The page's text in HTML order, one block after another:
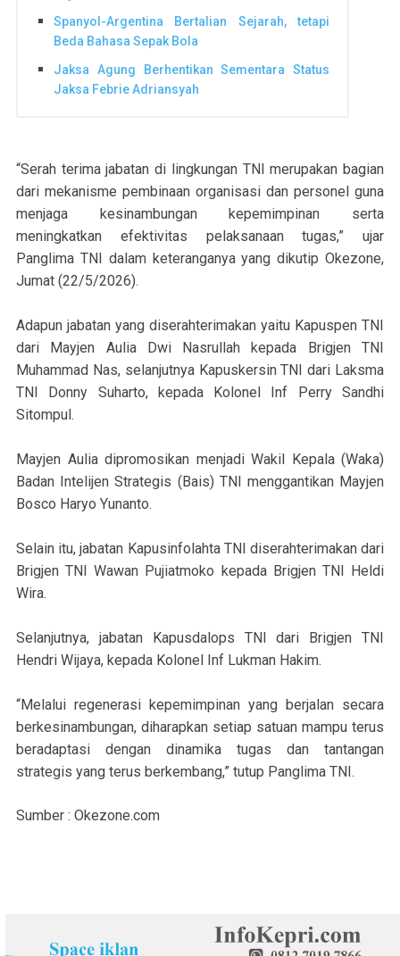
Spanyol-Argentina Bertalian Sejarah, tetapi
Beda Bahasa Sepak Bola
Jaksa Agung Berhentikan Sementara Status
Jaksa Febrie Adriansyah
“Serah terima jabatan di lingkungan TNI merupakan bagian
dari mekanisme pembinaan organisasi dan personel guna
menjaga kesinambungan kepemimpinan serta
meningkatkan efektivitas pelaksanaan tugas,” ujar
Panglima TNI dalam keteranganya yang dikutip Okezone,
Jumat (22/5/2026).
Adapun jabatan yang diserahterimakan yaitu Kapuspen TNI
dari Mayjen Aulia Dwi Nasrullah kepada Brigjen TNI
Muhammad Nas, selanjutnya Kapuskersin TNI dari Laksma
TNI Donny Suharto, kepada Kolonel Inf Perry Sandhi
Sitompul.
Mayjen Aulia dipromosikan menjadi Wakil Kepala (Waka)
Badan Intelijen Strategis (Bais) TNI menggantikan Mayjen
Bosco Haryo Yunanto.
Selain itu, jabatan Kapusinfolahta TNI diserahterimakan dari
Brigjen TNI Wawan Pujiatmoko kepada Brigjen TNI Heldi
Wira.
Selanjutnya, jabatan Kapusdalops TNI dari Brigjen TNI
Hendri Wijaya, kepada Kolonel Inf Lukman Hakim.
“Melalui regenerasi kepemimpinan yang berjalan secara
berkesinambungan, diharapkan setiap satuan mampu terus
beradaptasi dengan dinamika tugas dan tantangan
strategis yang terus berkembang,” tutup Panglima TNI.
Sumber : Okezone.com